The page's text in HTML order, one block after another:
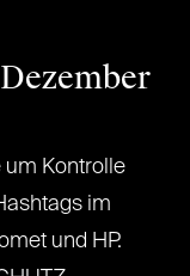
um Kontrolle
im
und HP.